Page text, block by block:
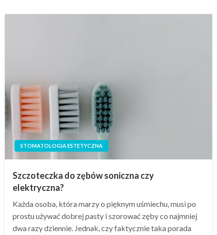
STOMATOLOGIA ESTETYCZNA
Szczoteczka do zębów soniczna czy
elektryczna?
Każda osoba, która marzy o pięknym uśmiechu, musi po
prostu używać dobrej pasty i szorować zęby co najmniej
dwa razy dziennie. Jednak, czy faktycznie taka porada